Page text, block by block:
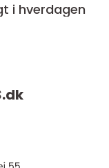
klar udsigt i hverdagen
dk